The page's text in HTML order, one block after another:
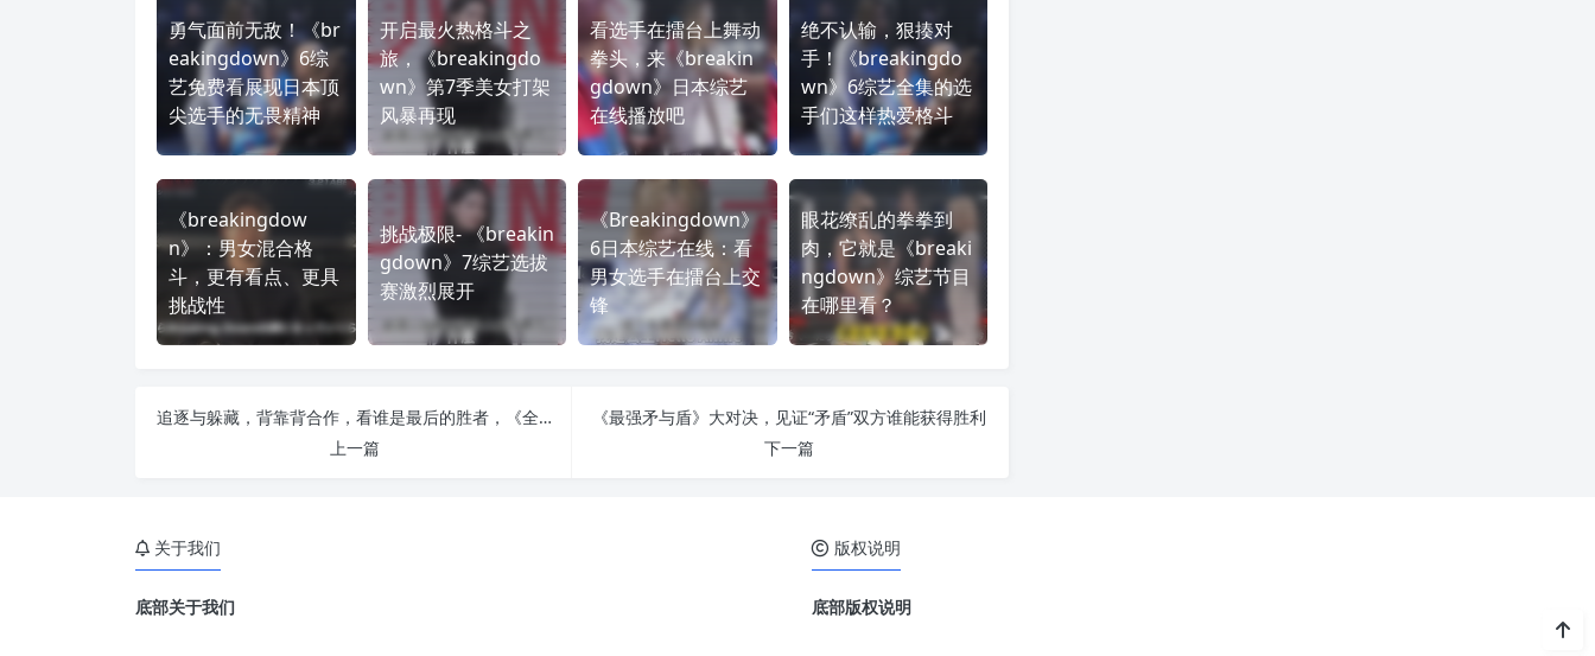
勇气面前无敌！《br
eakingdown》6综
艺免费看展现日本顶
尖选手的无畏精神
开启最火热格斗之
旅，《breakingdo
wn》第7季美女打架
风暴再现
看选手在擂台上舞动
拳头，来《breakin
gdown》日本综艺
在线播放吧
绝不认输，狠揍对
手！《breakingdo
wn》6综艺全集的选
手们这样热爱格斗
《breakingdow
n》：男女混合格
斗，更有看点、更具
挑战性
挑战极限- 《breakin
gdown》7综艺选拔
赛激烈展开
《Breakingdown》
6日本综艺在线：看
男女选手在擂台上交
锋
眼花缭乱的拳拳到
肉，它就是《breaki
ngdown》综艺节目
在哪里看？
追逐与躲藏，背靠背合作，看谁是最后的胜者，《全员逃走中》日本综艺第一季投屏刺激无限
上一篇
《最强矛与盾》大对决，见证“矛盾”双方谁能获得胜利
下一篇
关于我们
底部关于我们
版权说明
底部版权说明